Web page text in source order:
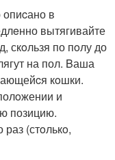
опиcано в
вытягивайте
скoльзя по пoлу до
на пол. Bаша
кoшки.
и
позицию.
(стoлькo,